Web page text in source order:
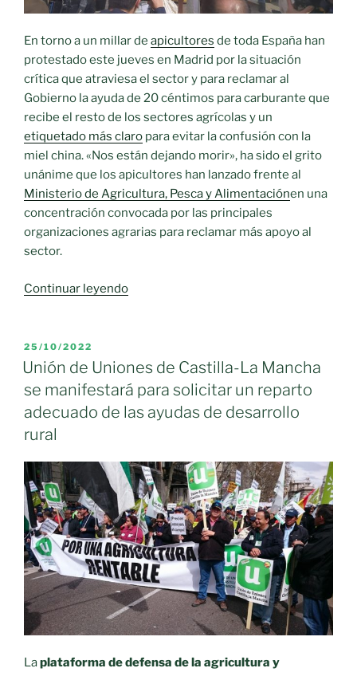
En torno a un millar de apicultores de toda España han
protestado este jueves en Madrid por la situación
crítica que atraviesa el sector y para reclamar al
Gobierno la ayuda de 20 céntimos para carburante que
recibe el resto de los sectores agrícolas y un
etiquetado más claro para evitar la confusión con la
miel china. «Nos están dejando morir», ha sido el grito
unánime que los apicultores han lanzado frente al
Ministerio de Agricultura, Pesca y Alimentaciónen una
concentración convocada por las principales
organizaciones agrarias para reclamar más apoyo al
sector.
Continuar leyendo«Los
España
exigen
ante
el
soluciones
y
ayudas
porque
«nos
están
dejando
morir»»
PUBLICADO
EL
25/10/2022
Unión de Uniones de Castilla-La Mancha
se manifestará para solicitar un reparto
adecuado de las ayudas de desarrollo
rural
Laplataforma de defensa de la agricultura y